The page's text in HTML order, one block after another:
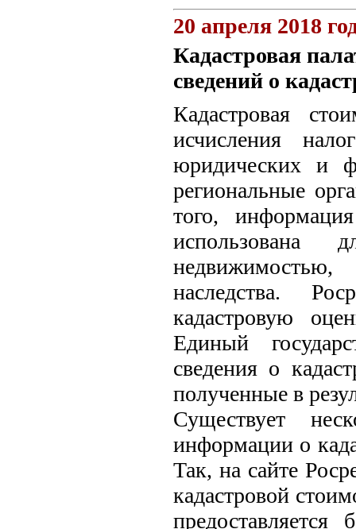
20 апреля 2018
Кадастровая
сведений о
Кадастровая
исчисления
юридических и
региональные
того,
наследства.
кадастровую
Единый
сведения о
полученные в
Существует
информации о
Так, на сайте
кадастровой